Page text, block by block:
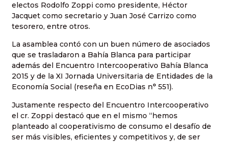
electos Rodolfo Zoppi como presidente, Héctor
Jacquet como secretario y Juan José Carrizo como
tesorero, entre otros.
La asamblea contó con un buen número de asociados
que se trasladaron a Bahía Blanca para participar
además del Encuentro Intercooperativo Bahía Blanca
2015 y de la XI Jornada Universitaria de Entidades de la
Economía Social (reseña en EcoDias n° 551).
Justamente respecto del Encuentro Intercooperativo
el cr. Zoppi destacó que en el mismo “hemos
planteado al cooperativismo de consumo el desafío de
ser más visibles, eficientes y competitivos y, de ser